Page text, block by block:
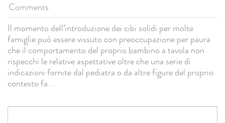
Comments
Il momento dell’introduzione dei cibi solidi per molte
famiglie può essere vissuto con preoccupazione per paura
che il comportamento del proprio bambino a tavola non
rispecchi le relative aspettative oltre che una serie di
indicazioni fornite dal pediatra o da altre figure del proprio
contesto fa ...